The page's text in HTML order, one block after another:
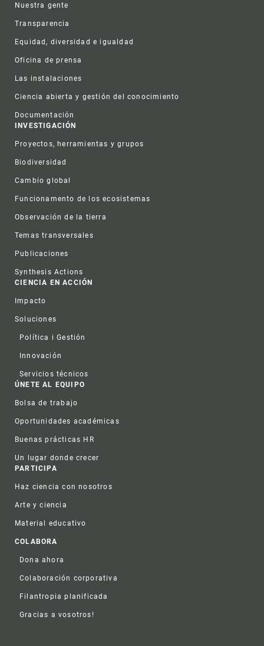
Nuestra gente
Transparencia
Equidad, diversidad e igualdad
Oficina de prensa
Las instalaciones
Ciencia abierta y gestión del conocimiento
Documentación
INVESTIGACIÓN
Proyectos, herramientas y grupos
Biodiversidad
Cambio global
Funcionamento de los ecosistemas
Observación de la tierra
Temas transversales
Publicaciones
Synthesis Actions
CIENCIA EN ACCIÓN
Impacto
Soluciones
Política i Gestión
Innovación
Servicios técnicos
ÚNETE AL EQUIPO
Bolsa de trabajo
Oportunidades académicas
Buenas prácticas HR
Un lugar donde crecer
PARTICIPA
Haz ciencia con nosotros
Arte y ciencia
Material educativo
COLABORA
Dona ahora
Colaboración corporativa
Filantropia planificada
Gracias a vosotros!